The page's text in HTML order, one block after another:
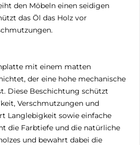
den Möbeln einen seidigen
das Öl das Holz vor
mit einem matten
der eine hohe mechanische
Diese Beschichtung schützt
Verschmutzungen und
Langlebigkeit sowie einfache
die Farbtiefe und die natürliche
und bewahrt dabei die